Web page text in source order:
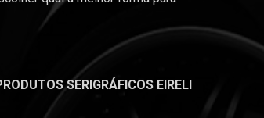
SERIGRÁFICOS EIRELI